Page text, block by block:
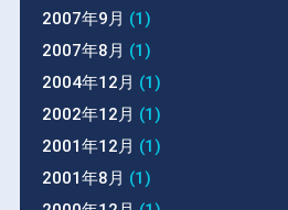
2007年9月 (1)
2007年8月 (1)
2004年12月 (1)
2002年12月 (1)
2001年12月 (1)
2001年8月 (1)